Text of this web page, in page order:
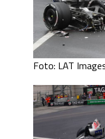
Foto: LAT